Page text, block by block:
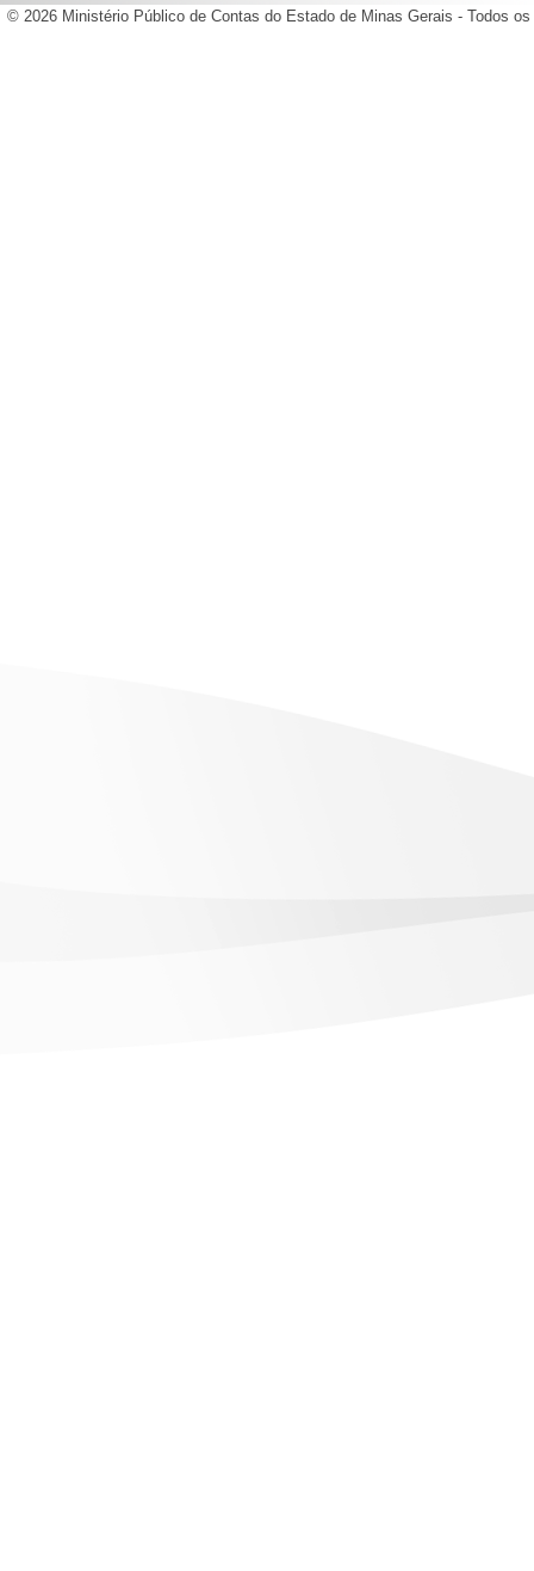
© 2026 Ministério Público de Contas do Estado de Minas Gerais - Todos